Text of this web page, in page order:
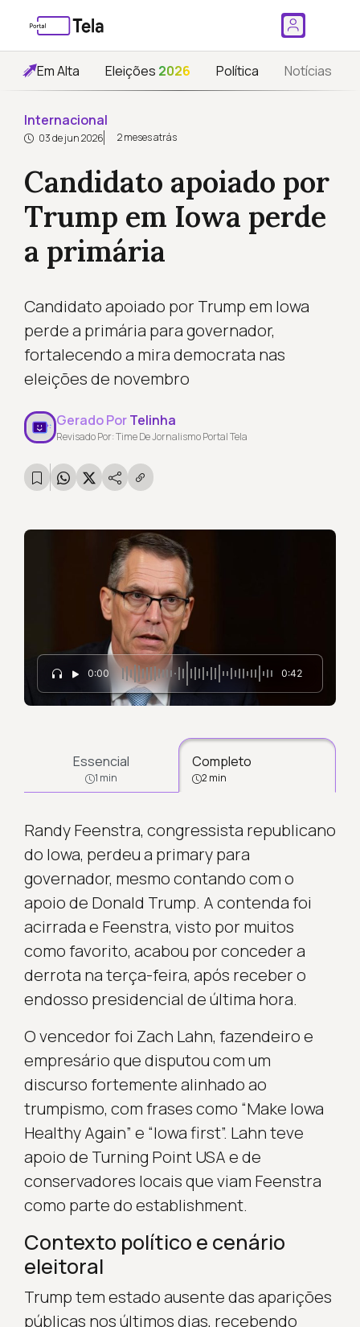
Em Alta Eleições 2026 Política Notícias
Internacional
03 de jun 2026 2 meses atrás
Candidato apoiado por
Trump em Iowa perde
a primária
Candidato apoiado por Trump em Iowa
perde a primária para governador,
fortalecendo a mira democrata nas
eleições de novembro
Gerado PorTelinha
Revisado Por: Time De Jornalismo Portal Tela
0:00 0:42
Essencial
1 min
Completo
2 min
Randy Feenstra, congressista republicano
do Iowa, perdeu a primary para
governador, mesmo contando com o
apoio de Donald Trump. A contenda foi
acirrada e Feenstra, visto por muitos
como favorito, acabou por conceder a
derrota na terça-feira, após receber o
endosso presidencial de última hora.
O vencedor foi Zach Lahn, fazendeiro e
empresário que disputou com um
discurso fortemente alinhado ao
trumpismo, com frases como “Make Iowa
Healthy Again” e “Iowa first”. Lahn teve
apoio de Turning Point USA e de
conservadores locais que viam Feenstra
como parte do establishment.
Contexto político e cenário
eleitoral
Trump tem estado ausente das aparições
públicas nos últimos dias, recebendo